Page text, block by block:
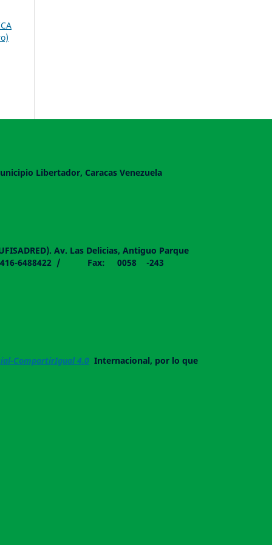
Libertador, Caracas Venezuela
Av. Las Delicias, Antiguo Parque
- 0416-6488422 / Fax: 0058 -243
CompartirIgual 4.0 Internacional, por lo que